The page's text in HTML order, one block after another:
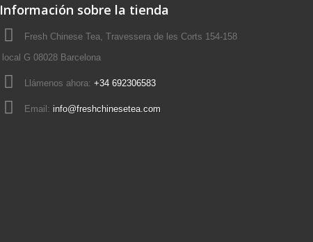
Información sobre la tienda
Fresh Chinese Tea, Travessera de les Corts 154-158
local G 08028 Barcelona
Llámenos ahora: +34 692306583
Email: info@freshchinesetea.com